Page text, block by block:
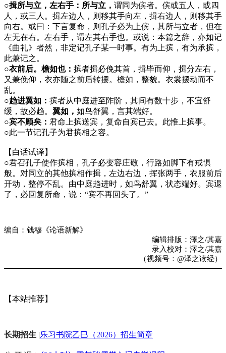
○揖所与立，左右手：所与立， 谓同为傧者。傧或五人，或四
人，或三人。揖左边人，则移其手向左，揖右边人，则移其手
向右。或曰：下言复命，则孔子必为上傧，其所与立者，但在
左无在右。左右手，谓左其右手也。或说：本篇之辞，亦如记
《曲礼》者然，非定记孔子某一时事。有为上摈，有为承摈，
此兼记之。
○衣前后。檐如也： 摈者揖必俛其首，揖毕而仰，揖分左右，
又兼俛仰，衣亦随之前后转摆。檐如，整貌。衣裳摆动而不
乱。
○趋进翼如： 摈者从中庭进至阼阶，其间有数十步，不宜舒
缓，故必趋。 翼如， 如鸟舒翼，言其端好。
○宾不顾矣： 君命上摈送宾，复命自宾已去。此惟上摈事。
○此一节记孔子为君摈相之容。
【白话试译】
○君召孔子使作摈相，孔子必变容庄敬，行路如脚下有戒惧
般。对同立的其他摈相作揖，左边右边，挥张两手，衣服前后
开动，整停不乱。由中庭趋进时，如鸟舒翼，状态端好。宾退
了，必回复所命，说：“宾不再回头了。”
编自：钱穆《论语新解》
编辑排版：澤之/其嘉
录入校对：澤之/其嘉
（视频号：@泽之读经）
【本站推荐】
长期招生 |乐习书院乙巳（2026）招生简章